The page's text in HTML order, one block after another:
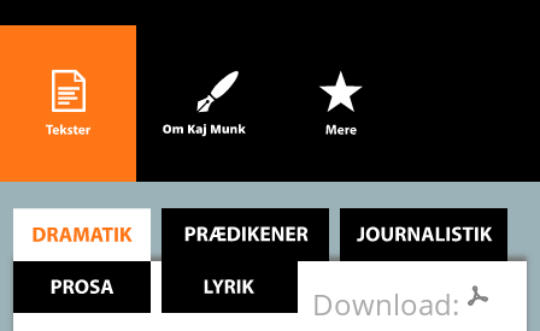
Download: